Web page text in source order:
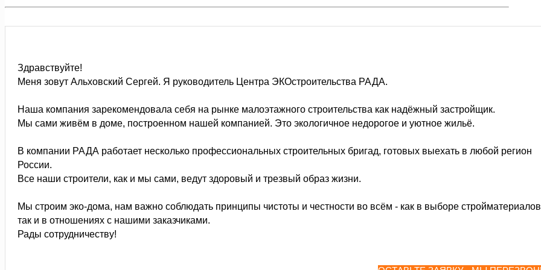
Здравствуйте!
Меня зовут Альховский Сергей. Я руководитель Центра ЭКОстроительства РАДА.
Наша компания зарекомендовала себя на рынке малоэтажного строительства как надёжный застройщик.
Мы сами живём в доме, построенном нашей компанией. Это экологичное недорогое и уютное жильё.
В компании РАДА работает несколько профессиональных строительных бригад, готовых выехать в любой регион
России.
Все наши строители, как и мы сами, ведут здоровый и трезвый образ жизни.
Мы строим эко-дома, нам важно соблюдать принципы чистоты и честности во всём - как в выборе
так и в отношениях с нашими заказчиками.
Рады сотрудничеству!